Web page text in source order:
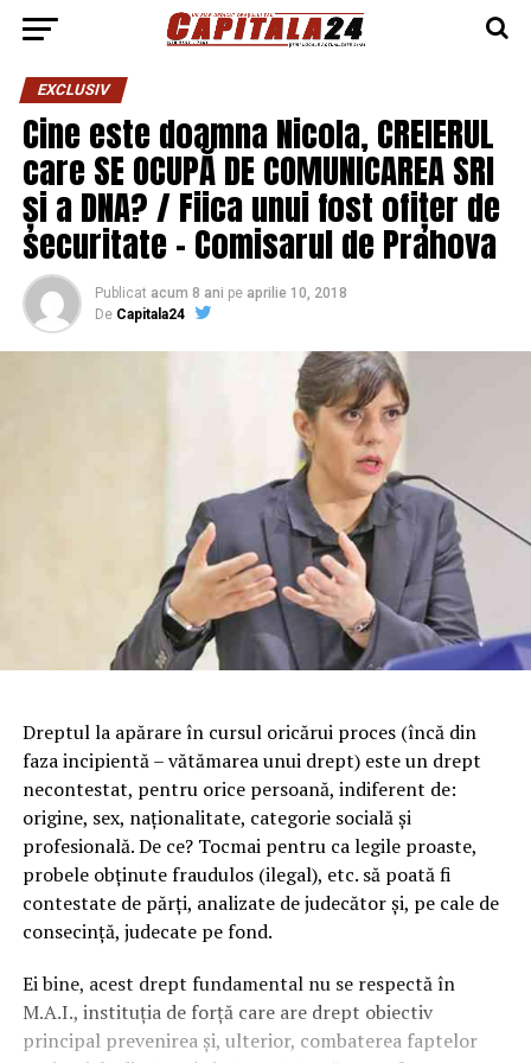
EXCLUSIV
Cine este doamna Nicola, CREIERUL
care SE OCUPĂ DE COMUNICAREA SRI
și a DNA? / Fiica unui fost ofițer de
securitate – Comisarul de Prahova
Publicat acum 8 ani pe aprilie 10, 2018
De Capitala24
Dreptul la apărare în cursul oricărui proces (încă din
faza incipientă – vătămarea unui drept) este un drept
necontestat, pentru orice persoană, indiferent de:
origine, sex, naționalitate, categorie socială și
profesională. De ce? Tocmai pentru ca legile proaste,
probele obținute fraudulos (ilegal), etc. să poată fi
contestate de părți, analizate de judecător și, pe cale de
consecință, judecate pe fond.
Ei bine, acest drept fundamental nu se respectă în
M.A.I., instituția de forță care are drept obiectiv
principal prevenirea și, ulterior, combaterea faptelor